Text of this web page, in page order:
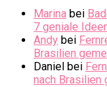
Marina bei
7 geniale
Andy bei
Brasilien
Daniel bei
nach Brasilien